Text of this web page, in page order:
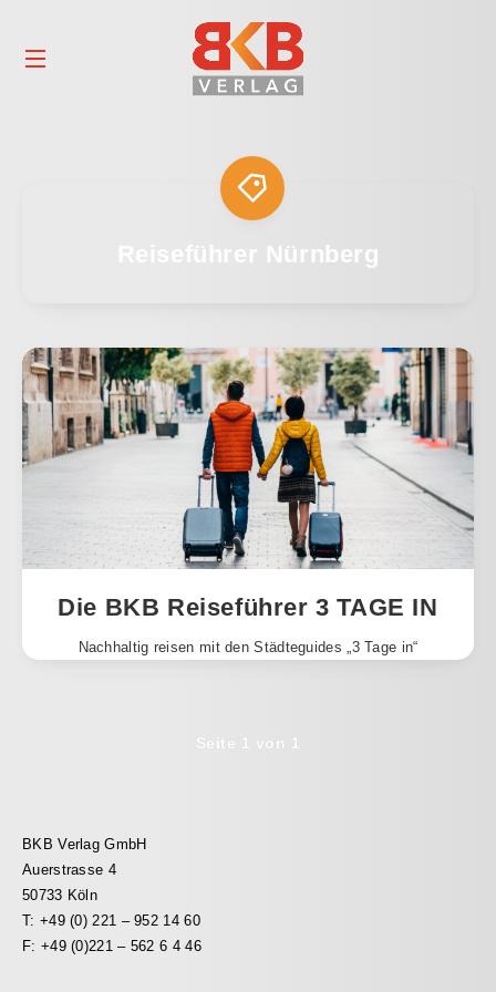
Reiseführer Nürnberg
Die BKB Reiseführer 3 TAGE IN
Nachhaltig reisen mit den Städteguides „3 Tage in“
Seite 1 von 1
BKB Verlag GmbH
Auerstrasse 4
50733 Köln
T: +49 (0) 221 – 952 14 60
F: +49 (0)221 – 562 6 4 46